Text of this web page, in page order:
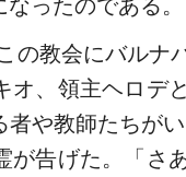
ったのである。
の教会にバルナ
オ、領主ヘロデ
者や教師たちが
が告げた。「さ